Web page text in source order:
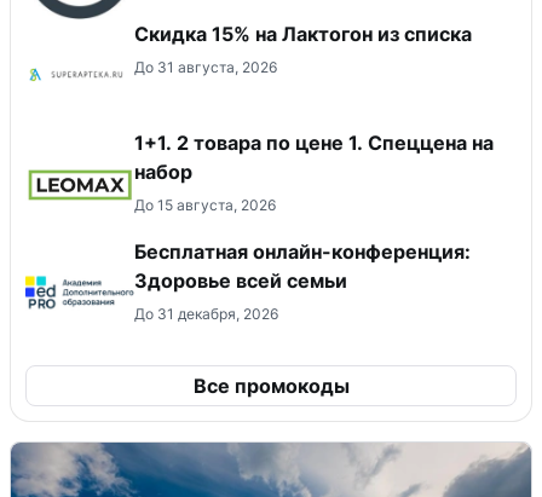
Скидка 15% на Лактогон из списка
До 31 августа, 2026
1+1. 2 товара по цене 1. Спеццена на
набор
До 15 августа, 2026
Бесплатная онлайн-конференция:
Здоровье всей семьи
До 31 декабря, 2026
Все промокоды